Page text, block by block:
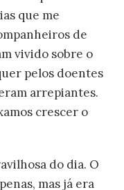
que me
de
vivido sobre o
pelos doentes
arrepiantes.
crescer o
do dia. O
mas já era